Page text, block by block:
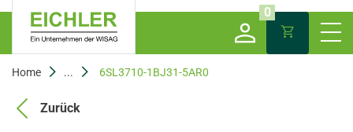
0
Home ... 6SL3710-1BJ31-5AR0
Zurück